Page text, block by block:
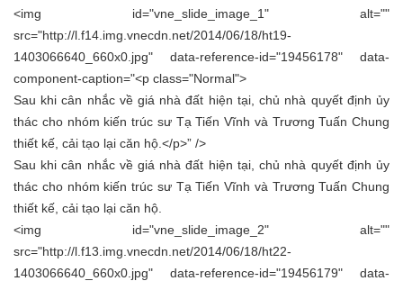
<img id="vne_slide_image_1" alt=""
src="http://l.f14.img.vnecdn.net/2014/06/18/ht19-
1403066640_660x0.jpg" data-reference-id="19456178" data-
component-caption="<p class="Normal">
Sau khi cân nhắc về giá nhà đất hiện tại, chủ nhà quyết định ủy
thác cho nhóm kiến trúc sư Tạ Tiến Vĩnh và Trương Tuấn Chung
thiết kế, cải tạo lại căn hộ.</p>” />
Sau khi cân nhắc về giá nhà đất hiện tại, chủ nhà quyết định ủy
thác cho nhóm kiến trúc sư Tạ Tiến Vĩnh và Trương Tuấn Chung
thiết kế, cải tạo lại căn hộ.
<img id="vne_slide_image_2" alt=""
src="http://l.f13.img.vnecdn.net/2014/06/18/ht22-
1403066640_660x0.jpg" data-reference-id="19456179" data-